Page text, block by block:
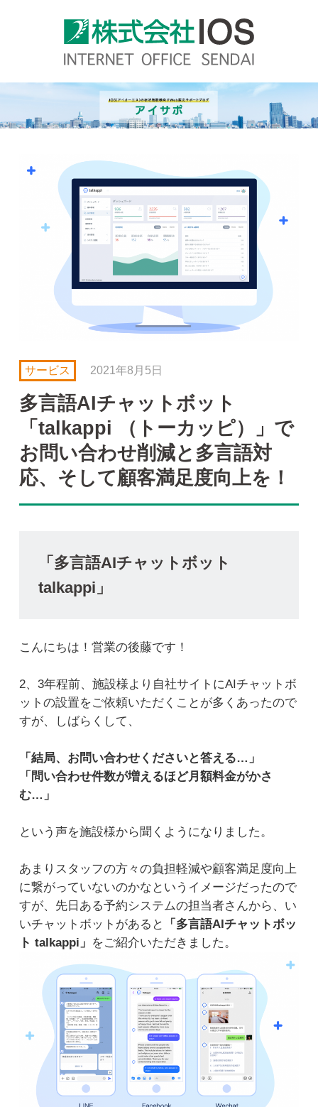
サービス 2021年8月5日
多言語AIチャットボット
「talkappi （トーカッピ）」で
お問い合わせ削減と多言語対
応、そして顧客満足度向上を！
「多言語AIチャットボット
talkappi」
こんにちは！営業の後藤です！
2、3年程前、施設様より自社サイトにAIチャットボ
ットの設置をご依頼いただくことが多くあったので
すが、しばらくして、
「結局、お問い合わせくださいと答える…」
「問い合わせ件数が増えるほど月額料金がかさ
む…」
という声を施設様から聞くようになりました。
あまりスタッフの方々の負担軽減や顧客満足度向上
に繋がっていないのかなというイメージだったので
すが、先日ある予約システムの担当者さんから、い
いチャットボットがあると
「多言語AIチャットボッ
ト talkappi」 をご紹介いただきました。